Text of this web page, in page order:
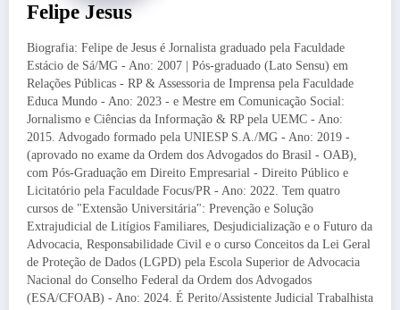
Felipe Jesus
Biografia: Felipe de Jesus é Jornalista graduado pela Faculdade
Estácio de Sá/MG - Ano: 2007 | Pós-graduado (Lato Sensu) em
Relações Públicas - RP & Assessoria de Imprensa pela Faculdade
Educa Mundo - Ano: 2023 - e Mestre em Comunicação Social:
Jornalismo e Ciências da Informação & RP pela UEMC - Ano:
2015. Advogado formado pela UNIESP S.A./MG - Ano: 2019 -
(aprovado no exame da Ordem dos Advogados do Brasil - OAB),
com Pós-Graduação em Direito Empresarial - Direito Público e
Licitatório pela Faculdade Focus/PR - Ano: 2022. Tem quatro
cursos de "Extensão Universitária": Prevenção e Solução
Extrajudicial de Litígios Familiares, Desjudicialização e o Futuro da
Advocacia, Responsabilidade Civil e o curso Conceitos da Lei Geral
de Proteção de Dados (LGPD) pela Escola Superior de Advocacia
Nacional do Conselho Federal da Ordem dos Advogados
(ESA/CFOAB) - Ano: 2024. É Perito/Assistente Judicial Trabalhista